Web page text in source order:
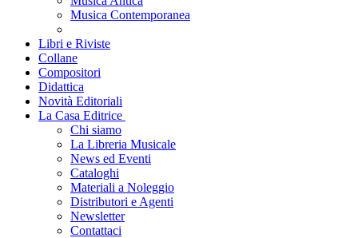
Musica Contemporanea
Libri e Riviste
Collane
Compositori
Didattica
Novità Editoriali
La Casa Editrice
Chi siamo
La Libreria Musicale
News ed Eventi
Cataloghi
Materiali a Noleggio
Distributori e Agenti
Newsletter
Contattaci